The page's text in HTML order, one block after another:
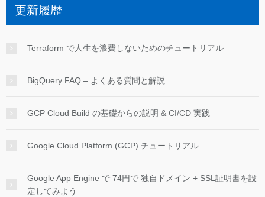
更新履歴
Terraform で人生を浪費しないためのチュートリアル
BigQuery FAQ – よくある質問と解説
GCP Cloud Build の基礎からの説明 & CI/CD 実践
Google Cloud Platform (GCP) チュートリアル
Google App Engine で 74円で 独自ドメイン + SSL証明書を設
定してみよう